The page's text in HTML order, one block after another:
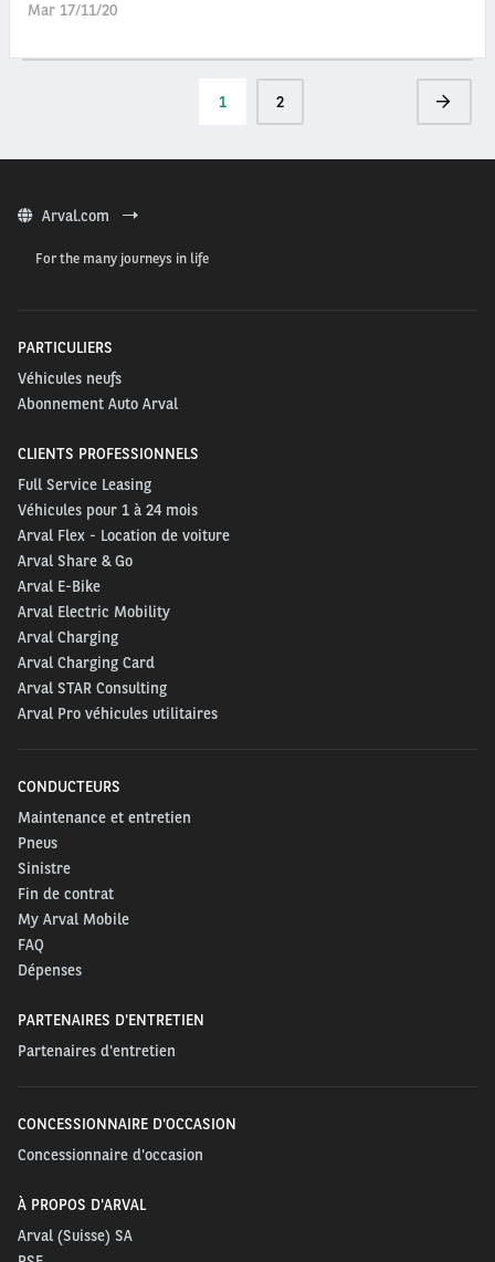
Mar 17/11/20
Page
courante
1 Page
2
Page
suivante
Arval.com
For the many journeys in life
PARTICULIERS
Véhicules neufs
Abonnement Auto Arval
CLIENTS PROFESSIONNELS
Full Service Leasing
Véhicules pour 1 à 24 mois
Arval Flex - Location de voiture
Arval Share & Go
Arval E-Bike
Arval Electric Mobility
Arval Charging
Arval Charging Card
Arval STAR Consulting
Arval Pro véhicules utilitaires
CONDUCTEURS
Maintenance et entretien
Pneus
Sinistre
Fin de contrat
My Arval Mobile
FAQ
Dépenses
PARTENAIRES D'ENTRETIEN
Partenaires d'entretien
CONCESSIONNAIRE D'OCCASION
Concessionnaire d'occasion
À PROPOS D'ARVAL
Arval (Suisse) SA